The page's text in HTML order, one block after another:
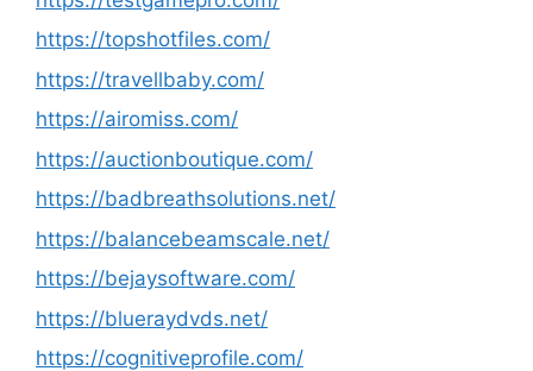
https://topshotfiles.com/
https://travellbaby.com/
https://airomiss.com/
https://auctionboutique.com/
https://badbreathsolutions.net/
https://balancebeamscale.net/
https://bejaysoftware.com/
https://blueraydvds.net/
https://cognitiveprofile.com/